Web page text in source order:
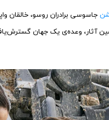
جاسوسی برادران روسو، خالقان
آثار، وعده‌ی یک جهان